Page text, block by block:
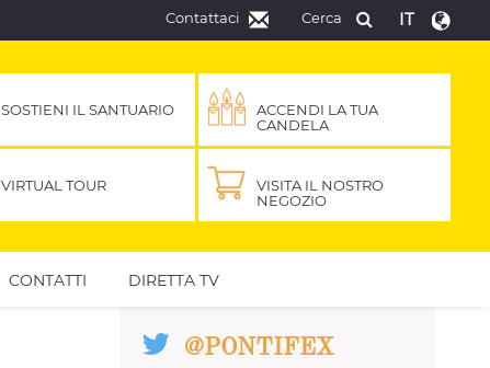
IT
Cerca
Contattaci
SOSTIENI IL SANTUARIO
ACCENDI LA TUA
CANDELA
VIRTUAL TOUR
VISITA IL NOSTRO
NEGOZIO
CONTATTI DIRETTA TV
@PONTIFEX